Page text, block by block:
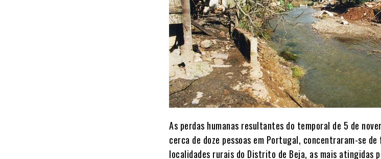
As perdas humanas resultantes do temporal de 5 de
cerca de doze pessoas em Portugal, concentraram-se
localidades rurais do Distrito de Beja, as mais atingidas